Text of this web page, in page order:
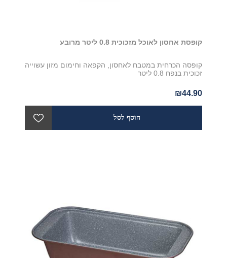
קופסת אחסון לאוכל מזכוכית 0.8 ליטר מרובע
קופסה הכרחית במטבח לאחסון, הקפאה וחימום מזון עשוייה
זכוכית בנפח 0.8 ליטר
₪44.90